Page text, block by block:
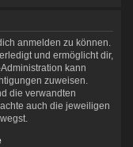
anmelden zu können.
und ermöglicht dir,
kann
zuweisen.
die verwandten
auch die jeweiligen